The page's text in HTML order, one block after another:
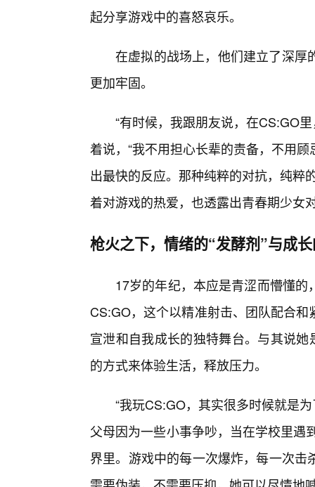
起分享游戏中的喜怒哀乐。
在虚拟的战场上，他们建立了深厚
更加牢固。
“有时候，我跟朋友说，在CS:GO
着说，“我不用担心长辈的责备，不用
出最快的反应。那种纯粹的对抗，纯粹
着对游戏的热爱，也透露出青春期少女
枪火之下，情绪的“发酵剂”与成
17岁的年纪，本应是青涩而懵懂
CS:GO，这个以精准射击、团队配合
宣泄和自我成长的独特舞台。与其说
的方式来体验生活，释放压力。
“我玩CS:GO，其实很多时候就是
父母因为一些小事争吵，当在学校里遇
界里。游戏中的每一次爆炸，每一次